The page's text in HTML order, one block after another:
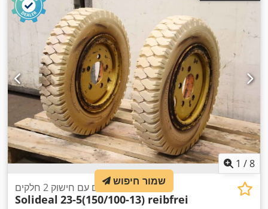
1 /8
צמיגים עם חישוק 2 חלקים
Solideal 23-5(150/100-13) reibfrei
שמור חיפוש